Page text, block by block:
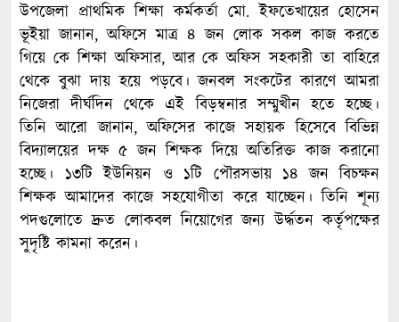
উপজেলা প্রাথমিক শিক্ষা কর্মকর্তা মো. ইফতেখায়ের হোসেন
ভূইয়া জানান, অফিসে মাত্র ৪ জন লোক সকল কাজ করতে
গিয়ে কে শিক্ষা অফিসার, আর কে অফিস সহকারী তা বাহিরে
থেকে বুঝা দায় হয়ে পড়বে। জনবল সংকটের কারণে আমরা
নিজেরা দীর্ঘদিন থেকে এই বিড়ম্বনার সম্মুখীন হতে হচ্ছে।
তিনি আরো জানান, অফিসের কাজে সহায়ক হিসেবে বিভিন্ন
বিদ্যালয়ের দক্ষ ৫ জন শিক্ষক দিয়ে অতিরিক্ত কাজ করানো
হচ্ছে। ১৩টি ইউনিয়ন ও ১টি পৌরসভায় ১৪ জন বিচক্ষন
শিক্ষক আমাদের কাজে সহযোগীতা করে যাচ্ছেন। তিনি শূন্য
পদগুলোতে দ্রুত লোকবল নিয়োগের জন্য উর্দ্ধতন কর্তৃপক্ষের
সুদৃষ্টি কামনা করেন।